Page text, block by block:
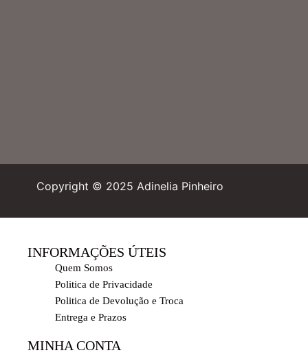
Copyright © 2025 Adinelia Pinheiro
INFORMAÇÕES ÚTEIS
Quem Somos
Politica de Privacidade
Politica de Devolução e Troca
Entrega e Prazos
MINHA CONTA